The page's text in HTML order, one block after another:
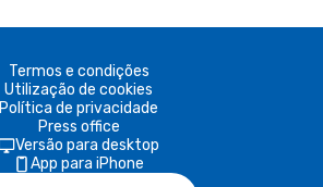
Termos e condições
Utilização de cookies
Política de privacidade
Press office
Versão para desktop
App para iPhone